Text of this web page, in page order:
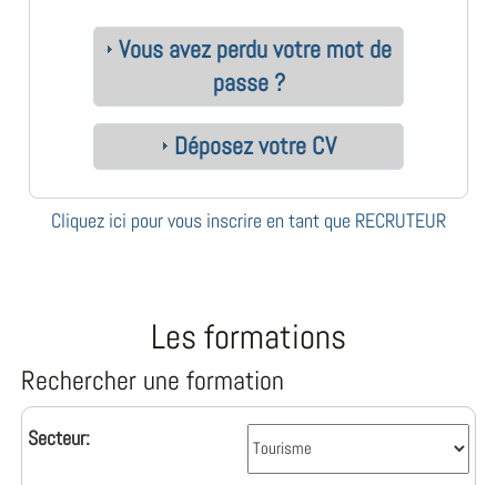
Vous avez perdu votre mot de
passe ?
Déposez votre CV
Cliquez ici pour vous inscrire en tant que RECRUTEUR
Les formations
Rechercher une formation
Secteur: